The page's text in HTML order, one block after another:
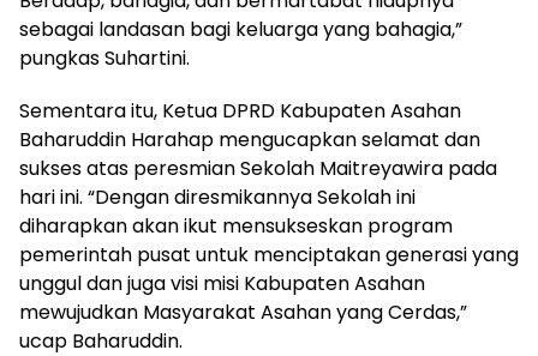
sebagai landasan bagi keluarga yang bahagia,”
pungkas Suhartini.
Sementara itu, Ketua DPRD Kabupaten Asahan
Baharuddin Harahap mengucapkan selamat dan
sukses atas peresmian Sekolah Maitreyawira pada
hari ini. “Dengan diresmikannya Sekolah ini
diharapkan akan ikut mensukseskan program
pemerintah pusat untuk menciptakan generasi yang
unggul dan juga visi misi Kabupaten Asahan
mewujudkan Masyarakat Asahan yang Cerdas,”
ucap Baharuddin.